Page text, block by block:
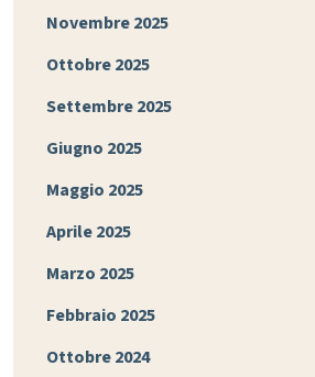
Novembre 2025
Ottobre 2025
Settembre 2025
Giugno 2025
Maggio 2025
Aprile 2025
Marzo 2025
Febbraio 2025
Ottobre 2024